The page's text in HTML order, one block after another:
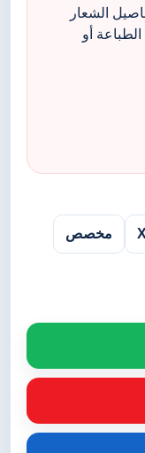
الشعار
أو
مخصص